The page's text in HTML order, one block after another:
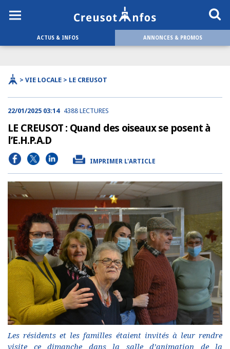
ACTUS & INFOS ANNONCES & PROMOS
> VIE LOCALE > LE CREUSOT
22/01/2025 03:14 4388 LECTURES
LE CREUSOT : Quand des oiseaux se posent à
l’E.H.P.A.D
IMPRIMER L'ARTICLE
Les résidents et les familles étaient invités à leur rendre
visite ce dimanche dans la salle d’animation de la